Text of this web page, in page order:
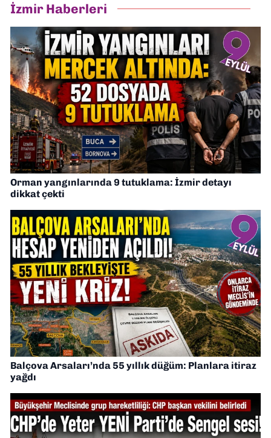
İzmir Haberleri
Orman yangınlarında 9 tutuklama: İzmir detayı
dikkat çekti
Balçova Arsaları’nda 55 yıllık düğüm: Planlara itiraz
yağdı